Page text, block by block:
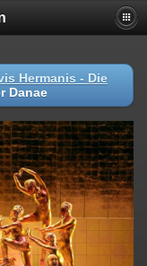
Hermanis - Die
Danae